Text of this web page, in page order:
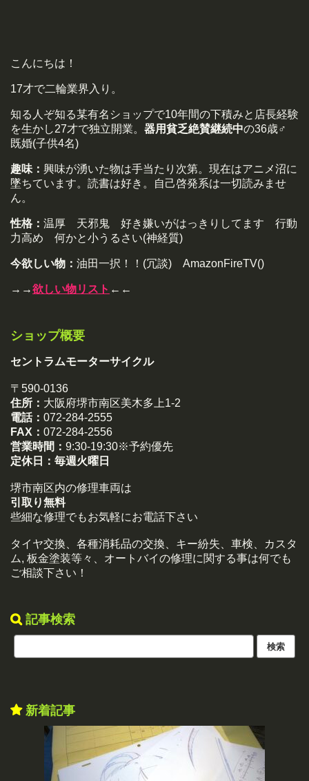
こんにちは！
17才で二輪業界入り。
知る人ぞ知る某有名ショップで10年間の下積みと店長経験
を生かし27才で独立開業。 器用貧乏絶賛継続中の36歳♂
既婚(子供4名)
趣味： 興味が湧いた物は手当たり次第。現在はアニメ沼に
墜ちています。読書は好き。自己啓発系は一切読みませ
ん。
性格： 温厚 天邪鬼 好き嫌いがはっきりしてます 行動
力高め 何かと小うるさい(神経質)
今欲しい物： 油田一択！！(冗談) AmazonFireTV()
→→欲しい物リスト ←←
ショップ概要
セントラムモーターサイクル
〒590-0136
住所： 大阪府堺市南区美木多上1-2
電話： 072-284-2555
FAX： 072-284-2556
営業時間： 9:30-19:30※予約優先
定休日： 毎週火曜日
堺市南区内の修理車両は
引取り無料
些細な修理でもお気軽にお電話下さい
タイヤ交換、各種消耗品の交換、キー紛失、車検、カスタ
ム, 板金塗装等々、オートバイの修理に関する事は何でも
ご相談下さい！
記事検索
新着記事